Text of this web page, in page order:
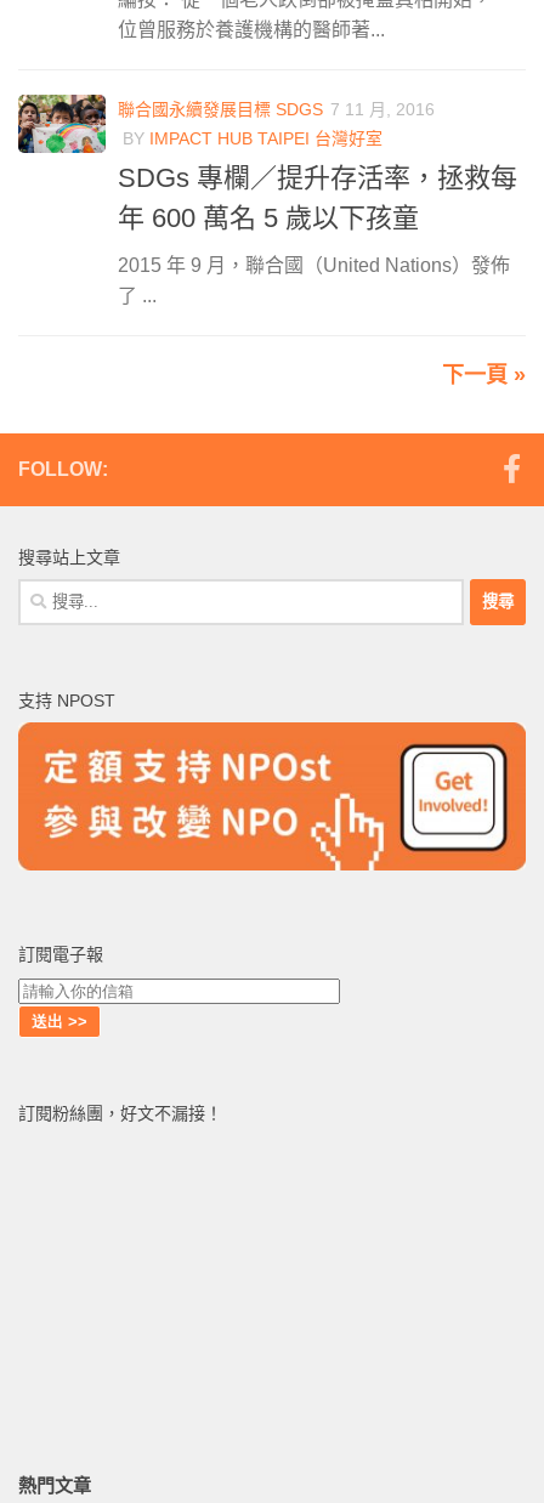
位曾服務於養護機構的醫師著...
聯合國永續發展目標 SDGS 7 11 月, 2016
BY IMPACT HUB TAIPEI 台灣好室
SDGs 專欄／提升存活率，拯救每
年 600 萬名 5 歲以下孩童
2015 年 9 月，聯合國（United Nations）發佈
了 ...
下一頁 »
FOLLOW:
搜尋站上文章
搜
尋
字:
支持 NPOST
訂閱電子報
訂閱粉絲團，好文不漏接！
熱門文章